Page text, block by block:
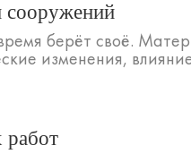
сооружений
берёт своё.
изменения,
работ